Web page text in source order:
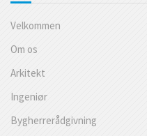
Velkommen
Om os
Arkitekt
Ingeniør
Bygherrerådgivning